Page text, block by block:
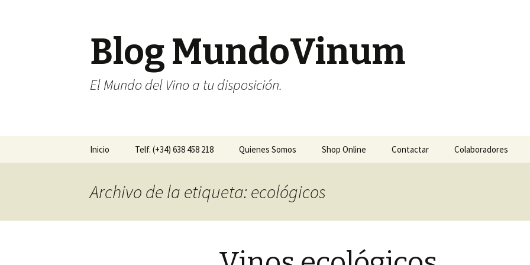
Blog MundoVinum
El Mundo del Vino a tu disposición.
Ir al contenido
Inicio Telf. (+34) 638 458 218 Quienes Somos Shop Online Contactar Colaboradores
Archivo de la etiqueta: ecológicos